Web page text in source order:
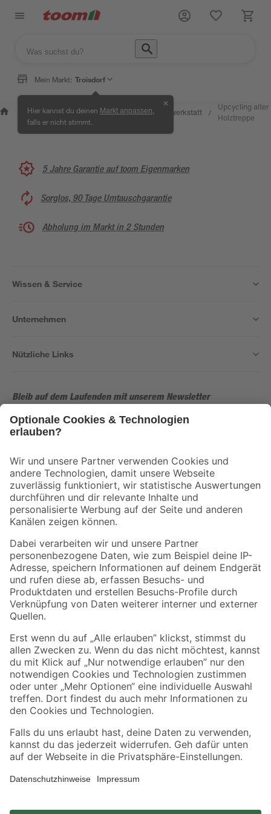
Mein Markt: Troisdorf
Hier kannst du deinen Markt anpassen
falls er nicht stimmt.
✕
Wissen &
Service
/
Selbermachen
& Ratgeber
/ Kreativwerkstatt /
Upcycling alter
Holztreppe
5 Jahre Garantie auf toom Eigenmarken
Sorglos, 90 Tage Umtauschgarantie
Abholung im Markt in 2 Stunden
Wissen & Service
Unternehmen
Nützliche Links
Bleib auf dem Laufenden mit unserem Newsletter
Der toom Newsletter: Keine Angebote und Aktionen mehr verpassen!
Folge uns
Zahlungsarten Versandarten
Sicher einkaufen
Jetzt die toom-App herunterladen
Alle Preisangaben in EUR inkl. gesetzl. MwSt.. Die dargestellten Angebote sind unter
Umständen nicht in allen Märkten verfügbar. Die angegebenen Verfügbarkeiten beziehen
sich auf den unter "Mein Markt" ausgewählten toom Baumarkt. Alle Angebote und
*Paketversand ab 59 € versandkostenfrei, gilt nicht für Artikel mit Speditionsversand, hier
fallen zusätzliche Versandkosten an.